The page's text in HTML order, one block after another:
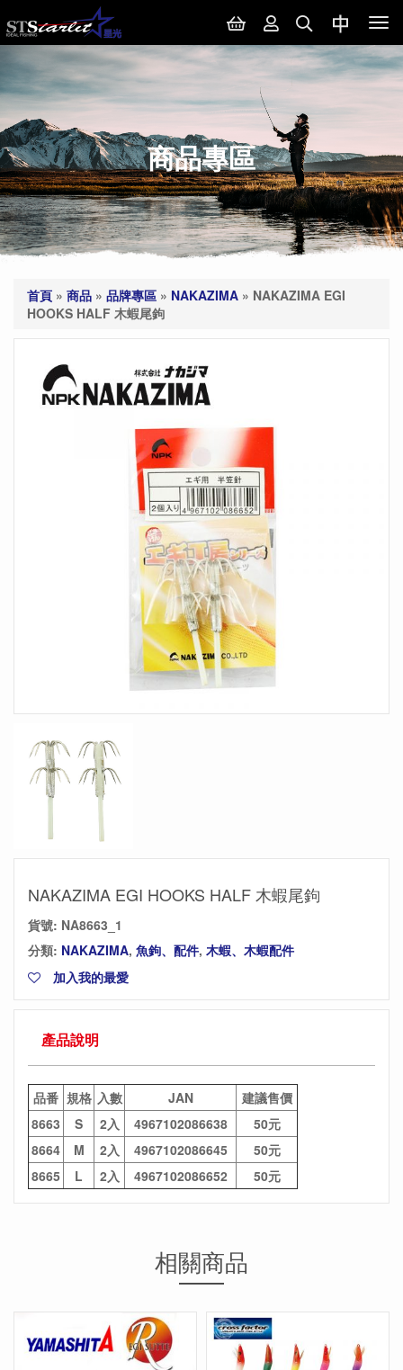
商品專區
首頁 » 商品 » 品牌專區 » NAKAZIMA » NAKAZIMA EGI
HOOKS HALF 木蝦尾鉤
NAKAZIMA EGI HOOKS HALF 木蝦尾鉤
貨號: NA8663_1
分類: NAKAZIMA, 魚鉤、配件, 木蝦、木蝦配件
加入我的最愛
產品說明
品番 規格 入數 JAN
建議售價
8663
S 2入 4967102086638
50元
8664
M 2入 4967102086645
50元
8665
L 2入 4967102086652 50元
相關商品